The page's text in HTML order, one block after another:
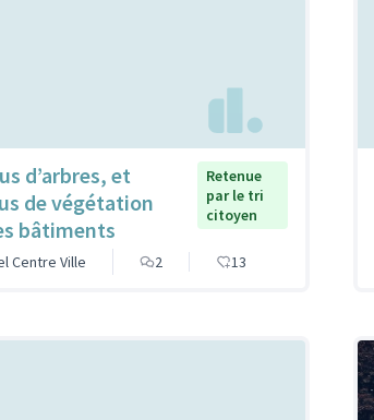
d’arbres, et
de végétation
bâtiments
Retenue
par le tri
citoyen
Centre Ville 2 13